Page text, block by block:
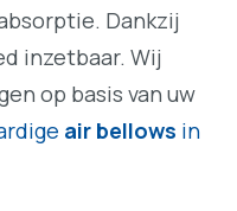
Dankzij
inzetbaar. Wij
op basis van uw
air bellows in